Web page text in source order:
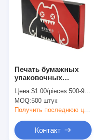
Печать бумажных
упаковочных
вставкой пены
ISO9001/ QS
сертифицирован
Цена:$1.00/pieces 500-999 pieces
MOQ:500 штук
Получить последнюю цену
Контакт